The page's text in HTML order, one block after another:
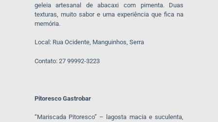
geleia artesanal de abacaxi com pimenta. Duas
texturas, muito sabor e uma experiência que fica na
memória.
Local: Rua Ocidente, Manguinhos, Serra
Contato: 27 99992-3223
Pitoresco Gastrobar
“Mariscada Pitoresco” – lagosta macia e suculenta,